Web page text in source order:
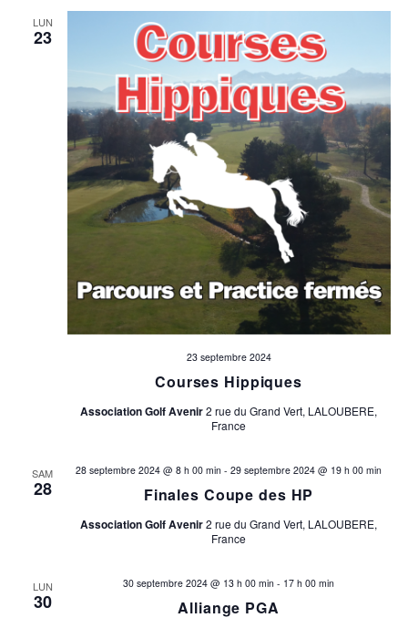
LUN
23
Courses Hippiques
23 septembre 2024
Association Golf Avenir2 rue du Grand Vert, LALOUBERE,
France
SAM
28 Finales Coupe des HP
28 septembre 2024 @ 8 h 00 min - 29 septembre 2024 @ 19 h 00 min
Association Golf Avenir2 rue du Grand Vert, LALOUBERE,
France
LUN
30 Alliange PGA
30 septembre 2024 @ 13 h 00 min - 17 h 00 min